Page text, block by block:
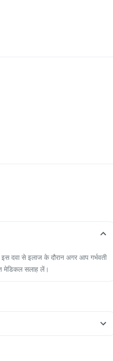
इस दवा से इलाज के दौरान अगर आप गर्भवती
मेडिकल सलाह लें।